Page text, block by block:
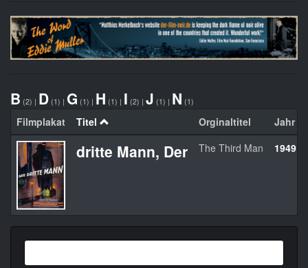
B (2) | D (1) | G (1) | H (1) | I (2) | J (1) | N (1)
Filmplakat Titel Orginaltitel Jahr
dritte Mann, Der The Third Man 1949